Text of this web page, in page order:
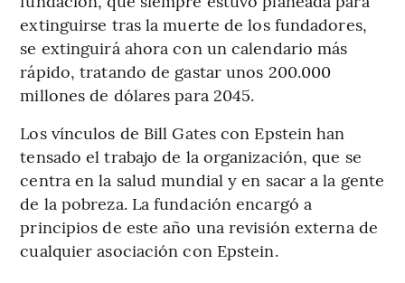
extinguirse tras la muerte de los fundadores,
se extinguirá ahora con un calendario más
rápido, tratando de gastar unos 200.000
millones de dólares para 2045.
Los vínculos de Bill Gates con Epstein han
tensado el trabajo de la organización, que se
centra en la salud mundial y en sacar a la gente
de la pobreza. La fundación encargó a
principios de este año una revisión externa de
cualquier asociación con Epstein.